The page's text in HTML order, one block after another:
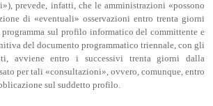
prevede, infatti, che le amministrazioni «possono
di «eventuali» osservazioni entro trenta giorni
sul profilo informatico del committente e
del documento programmatico triennale, con gli
avviene entro i successivi trenta giorni dalla
per tali «consultazioni», ovvero, comunque, entro
sul suddetto profilo.